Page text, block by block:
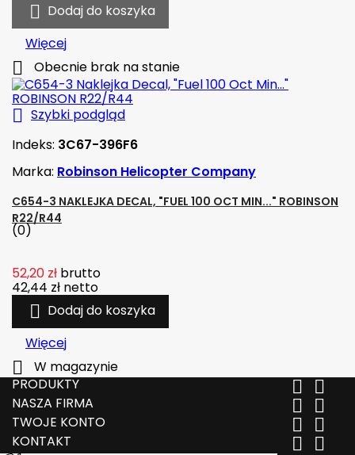
 Dodaj do koszyka
Więcej
 Obecnie brak na stanie
 Szybki podgląd
Indeks: 3C67-396F6
Marka: Robinson Helicopter Company
C654-3 NAKLEJKA DECAL, "FUEL 100 OCT MIN..." ROBINSON
R22/R44
(0)
52,20 zł brutto
42,44 zł netto
 Dodaj do koszyka
Więcej

W magazynie
PRODUKTY
 
NASZA FIRMA  
TWOJE KONTO  
KONTAKT  